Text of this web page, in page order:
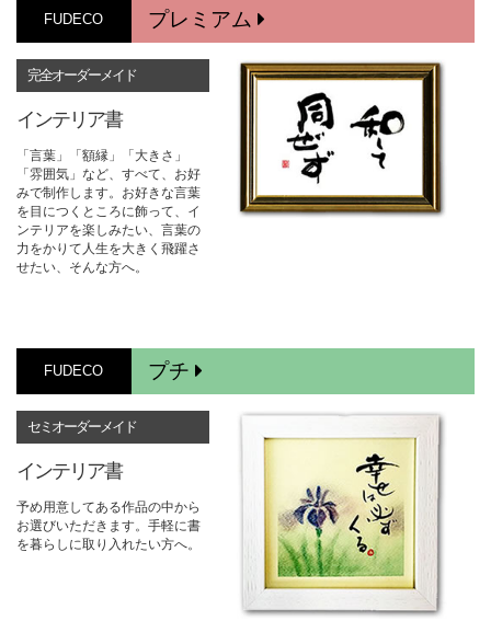
FUDECO プレミアム
完全オーダーメイド
インテリア書
「言葉」「額縁」「大きさ」
「雰囲気」など、すべて、お好
みで制作します。お好きな言葉
を目につくところに飾って、イ
ンテリアを楽しみたい、言葉の
力をかりて人生を大きく飛躍さ
せたい、そんな方へ。
FUDECO プチ
セミオーダーメイド
インテリア書
予め用意してある作品の中から
お選びいただきます。手軽に書
を暮らしに取り入れたい方へ。